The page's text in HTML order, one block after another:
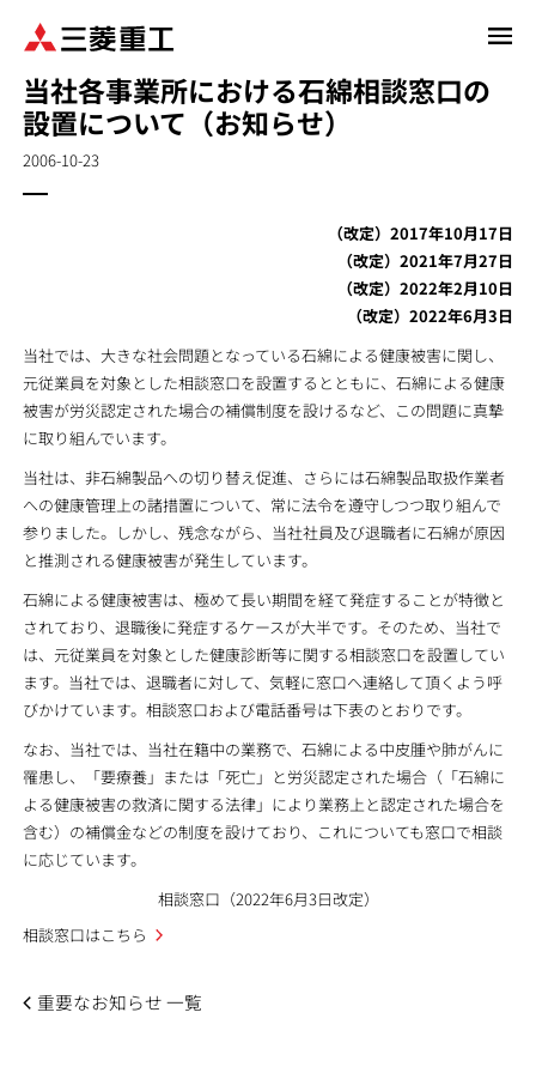
当社各事業所における石綿相談窓口の
設置について（お知らせ）
2006-10-23
（改定）2017年10月17日
（改定）2021年7月27日
（改定）2022年2月10日
（改定）2022年6月3日
当社では、大きな社会問題となっている石綿による健康被害に関し、
元従業員を対象とした相談窓口を設置するとともに、石綿による健康
被害が労災認定された場合の補償制度を設けるなど、この問題に真摯
に取り組んでいます。
当社は、非石綿製品への切り替え促進、さらには石綿製品取扱作業者
への健康管理上の諸措置について、常に法令を遵守しつつ取り組んで
参りました。しかし、残念ながら、当社社員及び退職者に石綿が原因
と推測される健康被害が発生しています。
石綿による健康被害は、極めて長い期間を経て発症することが特徴と
されており、退職後に発症するケースが大半です。そのため、当社で
は、元従業員を対象とした健康診断等に関する相談窓口を設置してい
ます。当社では、退職者に対して、気軽に窓口へ連絡して頂くよう呼
びかけています。相談窓口および電話番号は下表のとおりです。
なお、当社では、当社在籍中の業務で、石綿による中皮腫や肺がんに
罹患し、「要療養」または「死亡」と労災認定された場合（「石綿に
よる健康被害の救済に関する法律」により業務上と認定された場合を
含む）の補償金などの制度を設けており、これについても窓口で相談
に応じています。
相談窓口（2022年6月3日改定）
相談窓口はこちら
重要なお知らせ 一覧